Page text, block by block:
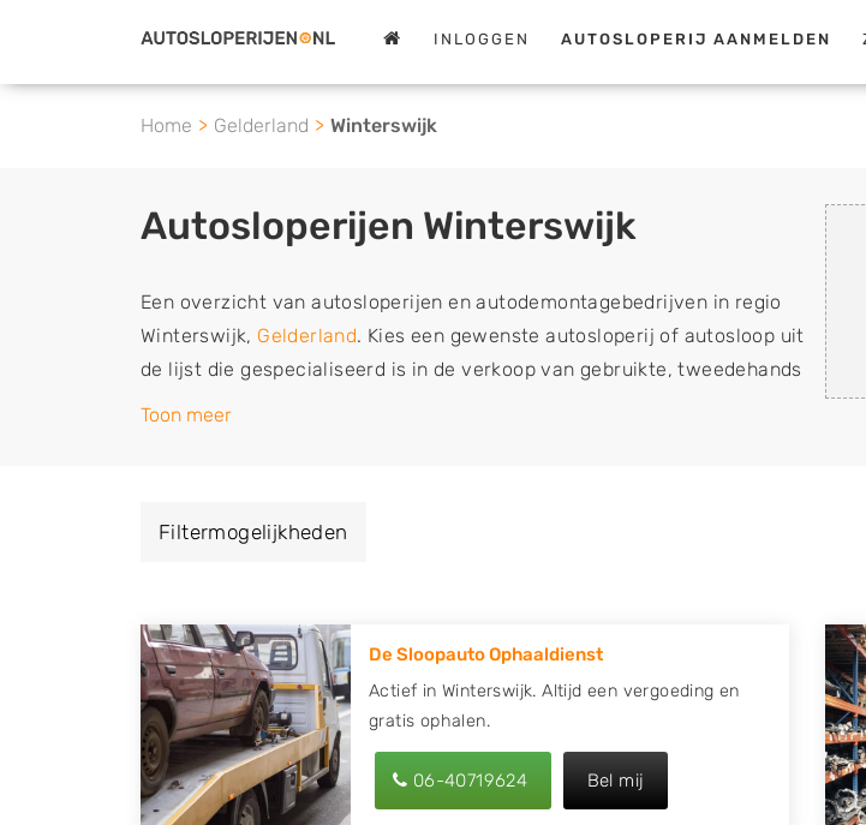
INLOGGEN AUTOSLOPERIJ AANMELDEN
Home Gelderland Winterswijk
Autosloperijen Winterswijk
Een overzicht van autosloperijen en autodemontagebedrijven in regio
Winterswijk, Gelderland. Kies een gewenste autosloperij of autosloop uit
de lijst die gespecialiseerd is in de verkoop van gebruikte, tweedehands
en sloopauto onderdelen of in de inkoop van sloopauto's, schadeauto's
of deze liever laten ophalen op een locatie naar keuze? Kies dan voor
Zoekt u liever naar een sloperij in een andere plaats of regio? U vindt
hier alle bedrijven inGelderland. U kunt ookzoekennaar een sloop met
behulp van uw postcode.
U kunt er ook voor kiezen om direct uw sloopauto te verkopen en op te
laten halen door de Sloopauto Ophaaldienst van Autosloperijen.nl. Wij
Toon meer
Filtermogelijkheden
De Sloopauto Ophaaldienst
Actief in Winterswijk. Altijd een vergoeding en
gratis ophalen.
06-40719624 Bel mij